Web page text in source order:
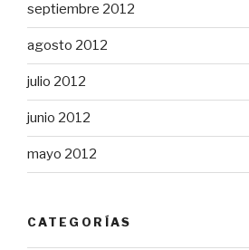
septiembre 2012
agosto 2012
julio 2012
junio 2012
mayo 2012
CATEGORÍAS